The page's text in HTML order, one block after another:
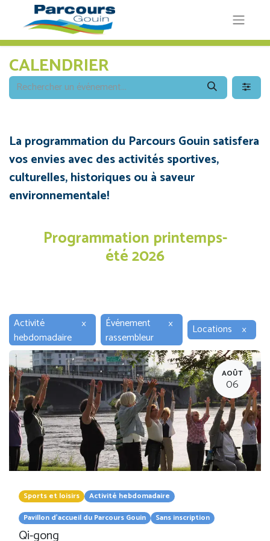
CALENDRIER
La programmation du Parcours Gouin satisfera
vos envies avec des activités sportives,
culturelles, historiques ou à saveur
environnementale!
Programmation printemps-
été 2026
Activité
hebdomadaire
×
Événement
rassembleur
× Locations ×
AOÛT
06
Sports et loisirs
Activité hebdomadaire
Pavillon d'accueil du Parcours Gouin
Sans inscription
Qi-gong